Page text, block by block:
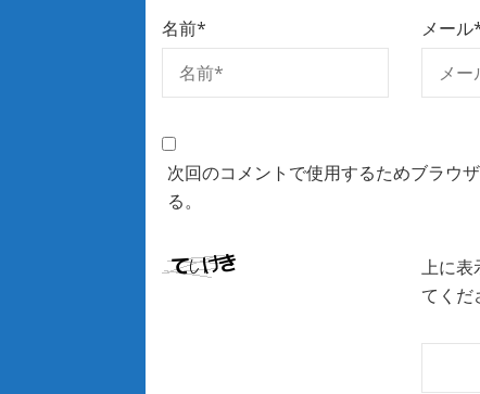
名前* メール
次回のコメントで使用するためブラウ
る。
上に表
てくだ